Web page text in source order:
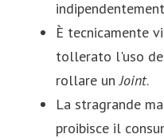
È tecnicamente
tollerato l'uso
rollare unJoint.
La stragrande
proibisce il